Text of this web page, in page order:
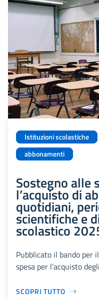
Istituzioni scolastiche
abbonamenti
Sostegno alle
l’acquisto di
quotidiani,
scientifiche e
scolastico
Pubblicato il bando per
spesa per l’acquisto
SCOPRI TUTTO